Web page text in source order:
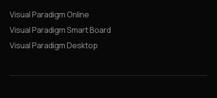
Visual Paradigm Online
Visual Paradigm Smart Board
Visual Paradigm Desktop